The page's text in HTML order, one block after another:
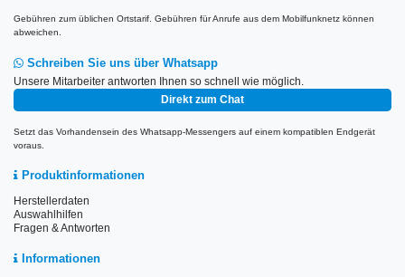
Gebühren zum üblichen Ortstarif. Gebühren für Anrufe aus dem Mobilfunknetz können
abweichen.
Schreiben Sie uns über Whatsapp
Unsere Mitarbeiter antworten Ihnen so schnell wie möglich.
Direkt zum Chat
Setzt das Vorhandensein des Whatsapp-Messengers auf einem kompatiblen Endgerät
voraus.
Produktinformationen
Herstellerdaten
Auswahlhilfen
Fragen & Antworten
Informationen